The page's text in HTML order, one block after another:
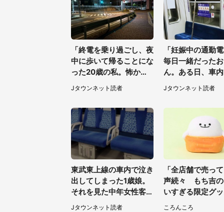
「終電を乗り過ごし、夜
中に歩いて帰ることにな
った20歳の私。怖かっ
たけど、信号待ちの車に
道を尋ねたら...」（埼玉
Jタウンネット読者
「妊娠中の通勤電
毎日一緒だった
ん。ある日、車
てたら後ろから...
Jタウンネット読者
東武東上線の車内で泣き
出してしまった1歳娘。
それを見た中年女性客
が、私たちの最寄り駅ま
Jタウンネット読者
「全店舗で売っ
声続々 もち吉の
いすぎる限定グ
熱視線→買えるの
ころんころ